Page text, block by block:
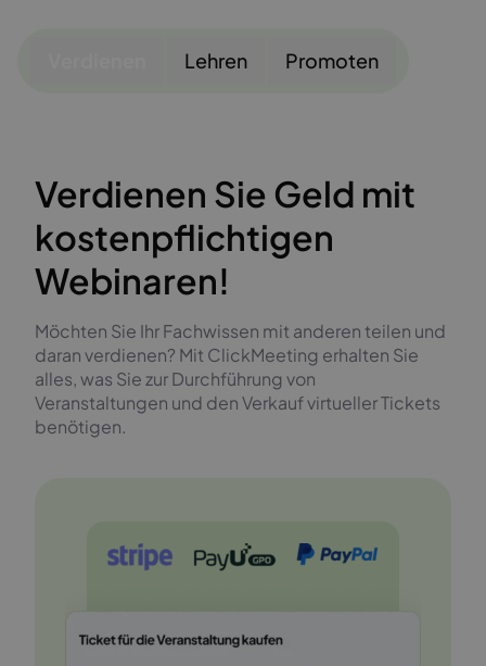
Lehren Promoten
Verdienen Sie Geld mit
kostenpflichtigen
Webinaren!
Möchten Sie Ihr Fachwissen mit anderen teilen und
daran verdienen? Mit ClickMeeting erhalten Sie
alles, was Sie zur Durchführung von
Veranstaltungen und den Verkauf virtueller Tickets
benötigen.